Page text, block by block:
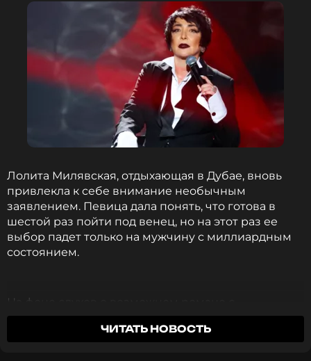
Лолита Милявская, отдыхающая в Дубае, вновь
привлекла к себе внимание необычным
заявлением. Певица дала понять, что готова в
шестой раз пойти под венец, но на этот раз ее
выбор падет только на мужчину с миллиардным
состоянием.
На фоне слухов о возможном романе с
дизайнером Игорем Гуляевым, с которым она
проводит отпуск, Лолита заявила, что не
ЧИТАТЬ НОВОСТЬ